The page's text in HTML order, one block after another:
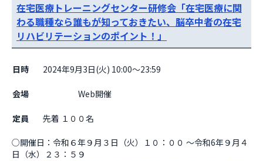
在宅医療トレーニングセンター研修会「在宅医療に関
わる職種なら誰もが知っておきたい、脳卒中者の在宅
リハビリテーションのポイント！」
日時 2024年9月3日(火) 10:00～23:59
会場
定員 先着 １００名
○開催日：令和６年９月３日（火）１０：００ ～令和6年９月４
日（水）２３：５９